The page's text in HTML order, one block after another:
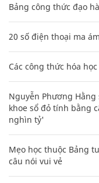
Bảng công thức đạo
20 số điện thoại ma
Các công thức hóa
Nguyễn Phương
khoe sổ đỏ tính bằng
nghìn tỷ'
Mẹo học thuộc Bảng
câu nói vui vẻ